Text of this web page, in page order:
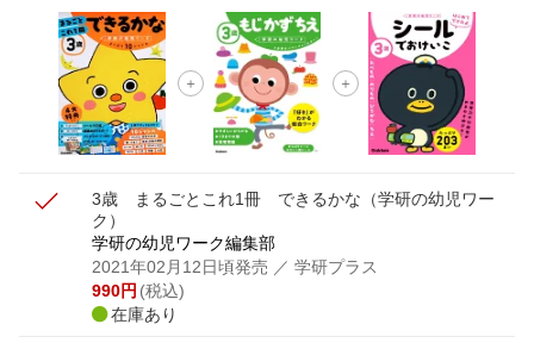
エントリー＆3,000円以上購入で無料データSIM（3GB/月プ
ラン）が当たる！
楽天モバイル紹介キャンペーンの拡散で300円OFFクーポン
進呈
3歳 まるごとこれ1冊 できるかな （学研の幼児ワー
ク）
学研の幼児ワーク編集部
2021年02月12日頃発売 ／ 学研プラス
990円 (税込)
在庫あり